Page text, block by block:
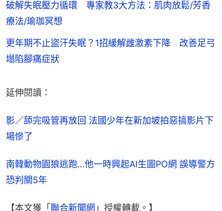
破解失眠壓力循環 專家教3大方法：肌肉放鬆/芳香
療法/瑜珈冥想
更年期不止盜汗失眠？1招緩解雌激素下降 改善足弓
塌陷腳痛症狀
延伸閱讀：
影／舔完吸管再放回 法國少年在新加坡拍惡搞影片下
場慘了
南韓動物園狼逃跑…他一時興起AI生圖PO網 誤導警方
恐判關5年
【本文獲「 聯合新聞網 」授權轉載。】